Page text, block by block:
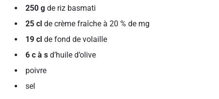
250 g de riz basmati
25 cl de crème fraîche à 20 % de mg
19 cl de fond de volaille
6 c à s d’huile d’olive
poivre
sel